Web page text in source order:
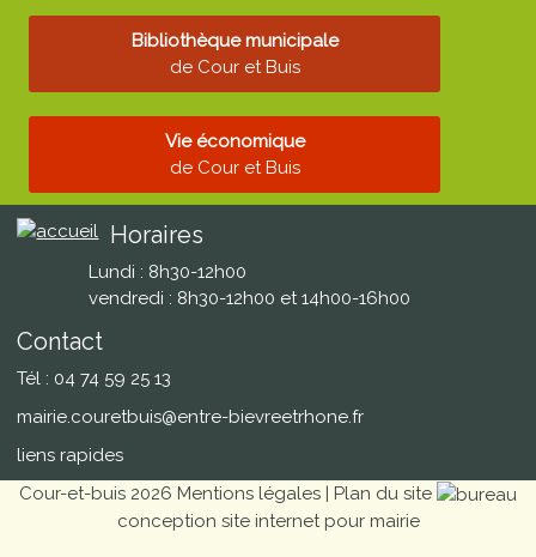
Bibliothèque municipale
de Cour et Buis
Vie économique
de Cour et Buis
Horaires
Lundi : 8h30-12h00
vendredi : 8h30-12h00 et 14h00-16h00
Contact
Tél : 04 74 59 25 13
mairie.couretbuis@entre-bievreetrhone.fr
liens rapides
Cour-et-buis 2026 Mentions légales | Plan du site
conception site internet pour mairie